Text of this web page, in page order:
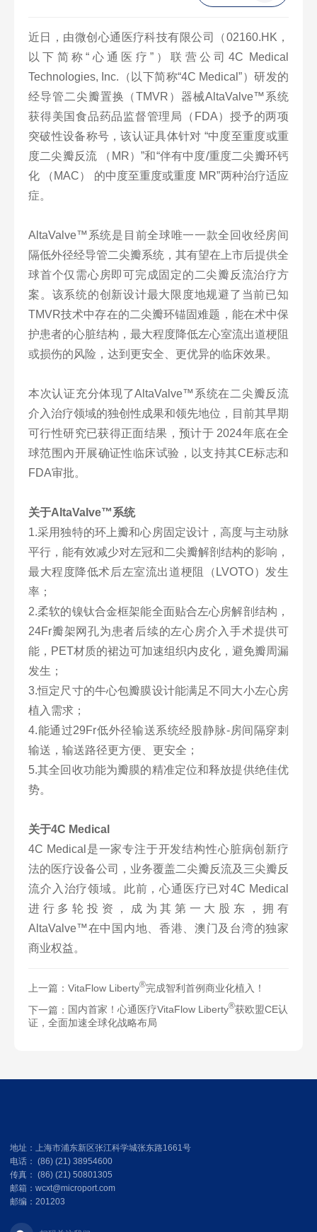
近日，由微创心通医疗科技有限公司（02160.HK，
以下简称“心通医疗”）联营公司4C Medical
Technologies, Inc.（以下简称“4C Medical”）研发的
经导管二尖瓣置换（TMVR）器械AltaValve™系统
获得美国食品药品监督管理局（FDA）授予的两项
突破性设备称号，该认证具体针对 “中度至重度或重
度二尖瓣反流 （MR）”和“伴有中度/重度二尖瓣环钙
化 （MAC） 的中度至重度或重度 MR”两种治疗适应
症。
AltaValve™系统是目前全球唯一一款全回收经房间
隔低外径经导管二尖瓣系统，其有望在上市后提供全
球首个仅需心房即可完成固定的二尖瓣反流治疗方
案。该系统的创新设计最大限度地规避了当前已知
TMVR技术中存在的二尖瓣环锚固难题，能在术中保
护患者的心脏结构，最大程度降低左心室流出道梗阻
或损伤的风险，达到更安全、更优异的临床效果。
本次认证充分体现了AltaValve™系统在二尖瓣反流
介入治疗领域的独创性成果和领先地位，目前其早期
可行性研究已获得正面结果，预计于 2024年底在全
球范围內开展确证性临床试验，以支持其CE标志和
FDA审批。
关于AltaValve™系统
1.采用独特的环上瓣和心房固定设计，高度与主动脉
平行，能有效减少对左冠和二尖瓣解剖结构的影响，
最大程度降低术后左室流出道梗阻（LVOTO）发生
率；
2.柔软的镍钛合金框架能全面贴合左心房解剖结构，
24Fr瓣架网孔为患者后续的左心房介入手术提供可
能，PET材质的裙边可加速组织内皮化，避免瓣周漏
发生；
3.恒定尺寸的牛心包瓣膜设计能满足不同大小左心房
植入需求；
4.能通过29Fr低外径输送系统经股静脉-房间隔穿刺
输送，输送路径更方便、更安全；
5.其全回收功能为瓣膜的精准定位和释放提供绝佳优
势。
关于4C Medical
4C Medical是一家专注于开发结构性心脏病创新疗
法的医疗设备公司，业务覆盖二尖瓣反流及三尖瓣反
流介入治疗领域。此前，心通医疗已对4C Medical
进行多轮投资，成为其第一大股东，拥有
AltaValve™在中国内地、香港、澳门及台湾的独家
商业权益。
上一篇： VitaFlow Liberty®完成智利首例商业化植入！
下一篇： 国内首家！心通医疗VitaFlow Liberty®获欧盟CE认
证，全面加速全球化战略布局
地址：上海市浦东新区张江科学城张东路1661号
电话： (86) (21) 38954600
传真： (86) (21) 50801305
邮箱：wcxt@microport.com
邮编：201203